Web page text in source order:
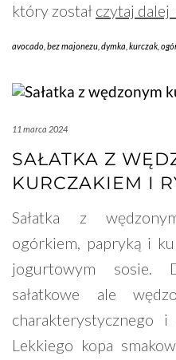
który został czytaj
avocado bez majonezu dymka kurczak
11 marca 2024
SAŁATKA Z
KURCZAKIEM I
Sałatka z
ogórkiem, papryką i
jogurtowym sosie.
sałatkowe ale
charakterystycznego i
Lekkiego kopa